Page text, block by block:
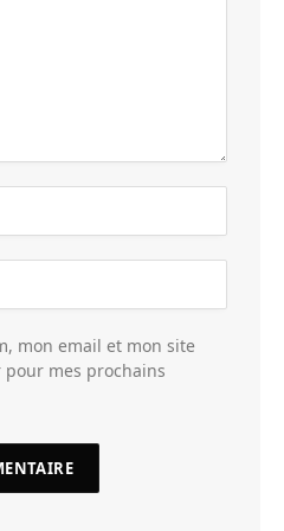
mon email et mon site
mes prochains